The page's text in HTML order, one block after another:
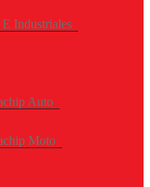
Industriales
Auto
Moto